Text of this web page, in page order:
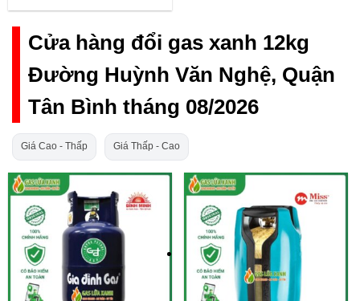
Cửa hàng đổi gas xanh 12kg
Đường Huỳnh Văn Nghệ, Quận
Tân Bình tháng 08/2026
Giá Cao - Thấp Giá Thấp - Cao